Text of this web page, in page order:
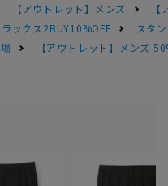
【アウトレット】メンズ
ラックス2BUY10%OFF
スタ
【アウトレット】メンズ